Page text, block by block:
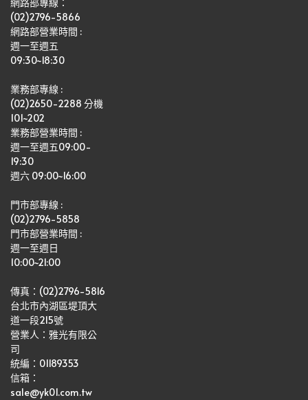
網路部專線：
(02)2796-5866
網路部營業時間 :
週一至週五
09:30~18:30
業務部專線 :
(02)2650-2288 分機
101~202
業務部營業時間 :
週一至週五09:00-
19:30
週六 09:00~16:00
門市部專線 :
(02)2796-5858
門市部營業時間 :
週一至週日
10:00~21:00
傳真：(02)2796-5816
台北市內湖區堤頂大
道一段215號
營業人：雅光有限公
司
統編：01189353
信箱：
sale@yk01.com.tw